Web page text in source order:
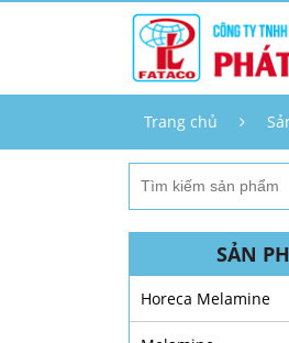
Trang chủ
SẢN
Horeca Melamine